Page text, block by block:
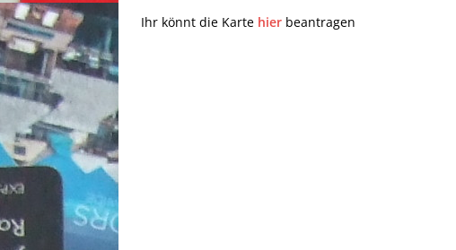
Ihr könnt die Karte hier beantragen